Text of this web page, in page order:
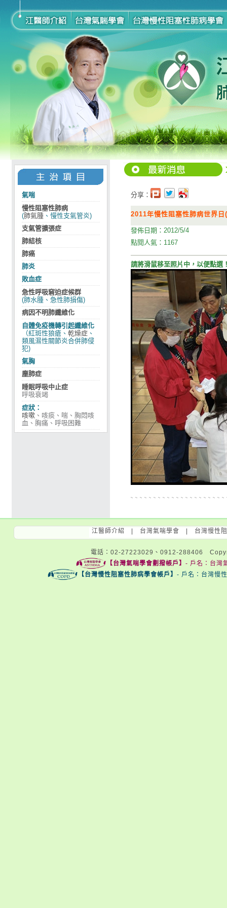
氣喘
慢性阻塞性肺病
(肺氣腫 、慢性支氣管炎)
支氣管擴張症
肺結核
肺癌
肺炎
敗血症
急性呼吸窘迫症候群
(肺水腫、急性肺損傷)
病因不明肺纖維化
自體免疫機轉引起纖維化
（紅斑性狼瘡、 乾燥症 、
類風濕性關節炎合併肺侵
犯)
氣胸
塵肺症
睡眠呼吸中止症
呼吸衰竭
症狀：
咳嗽 、咳痰、喘、胸悶咳
血、胸痛、呼吸困難
分享：
2011年慢性阻塞性肺病世界
發佈日期： 2012/5/4
點閱人氣： 1167
請將滑鼠移至照片中，以便點選
1/57
參加的伯伯阿姨們等著排隊進場
江醫師介紹 台灣氣喘學會 台灣慢性
電話：02-27223029、0912-288406
【台灣氣喘學會劃撥帳戶】 - 戶名：台灣
【台灣慢性阻塞性肺病學會帳戶】 - 戶名：台灣慢